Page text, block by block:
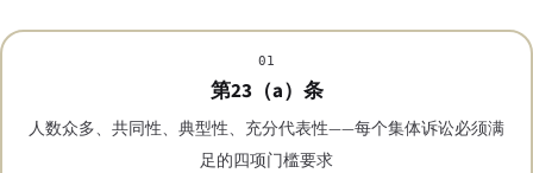
01
第23（a）条
人数众多、共同性、典型性、充分代表性——每个集体诉讼必须满
足的四项门槛要求